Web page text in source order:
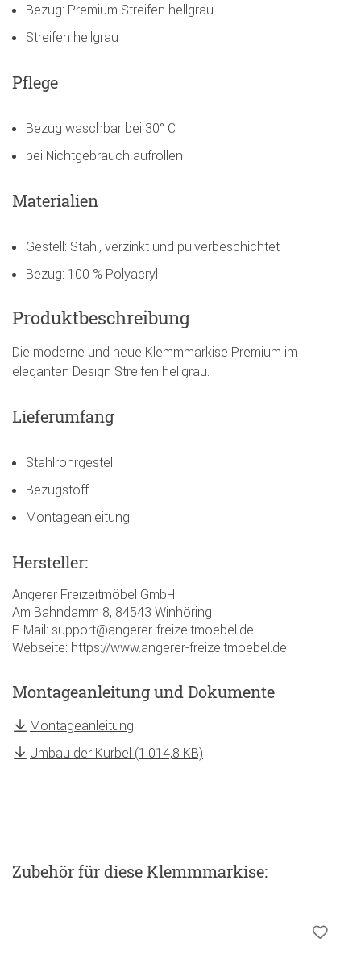
Bezug: Premium Streifen hellgrau
Streifen hellgrau
Pflege
Bezug waschbar bei 30° C
bei Nichtgebrauch aufrollen
Materialien
Gestell: Stahl, verzinkt und pulverbeschichtet
Bezug: 100 % Polyacryl
Produktbeschreibung
Die moderne und neue Klemmmarkise Premium im
eleganten Design Streifen hellgrau.
Lieferumfang
Stahlrohrgestell
Bezugstoff
Montageanleitung
Hersteller:
Angerer Freizeitmöbel GmbH
Am Bahndamm 8, 84543 Winhöring
E-Mail: support@angerer-freizeitmoebel.de
Webseite: https://www.angerer-freizeitmoebel.de
Montageanleitung und Dokumente
Montageanleitung
Umbau der Kurbel (1.014,8 KB)
Zubehörfür diese Klemmmarkise: